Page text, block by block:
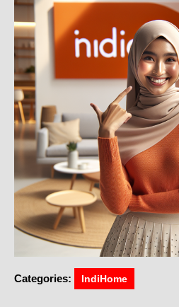
Categories: IndiHome